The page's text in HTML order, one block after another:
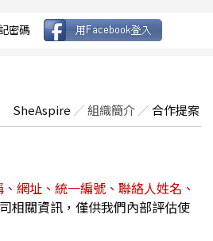
密碼
SheAspire ／組織簡介 ／合作提案
網址、統一編號、聯絡人姓名、
相關資訊，僅供我們內部評估使